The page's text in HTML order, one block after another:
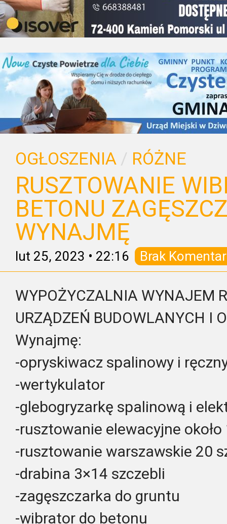
OGŁOSZENIA / RÓŻNE
RUSZTOWANIE
BETONU
WYNAJMĘ
lut 25, 2023 • 22:16 Brak
WYPOŻYCZALNIA WYNAJEM
URZĄDZEŃ BUDOWLANYCH I
Wynajmę:
-opryskiwacz spalinowy i
-wertykulator
-glebogryzarkę spalinową i
-rusztowanie elewacyjne
-rusztowanie warszawskie 20
-drabina 3×14 szczebli
-zagęszczarka do gruntu
-wibrator do betonu